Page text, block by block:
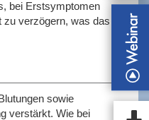
bei Erstsymptomen
zu verzögern, was das
sowie
verstärkt. Wie bei